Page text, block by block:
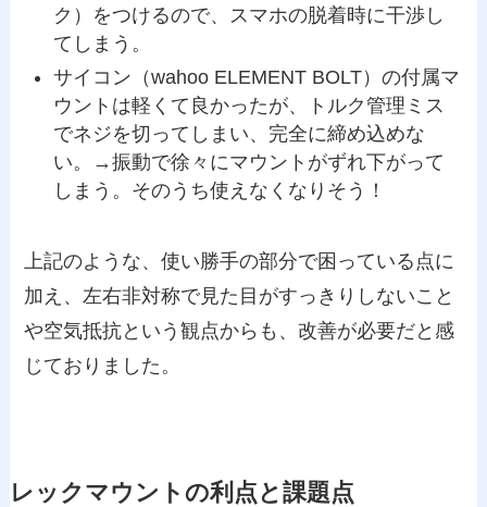
ク）をつけるので、スマホの脱着時に干渉し
てしまう。
サイコン（wahoo ELEMENT BOLT）の付属マ
ウントは軽くて良かったが、トルク管理ミス
でネジを切ってしまい、完全に締め込めな
い。→振動で徐々にマウントがずれ下がって
しまう。そのうち使えなくなりそう！
上記のような、使い勝手の部分で困っている点に
加え、左右非対称で見た目がすっきりしないこと
や空気抵抗という観点からも、改善が必要だと感
じておりました。
レックマウントの利点と課題点